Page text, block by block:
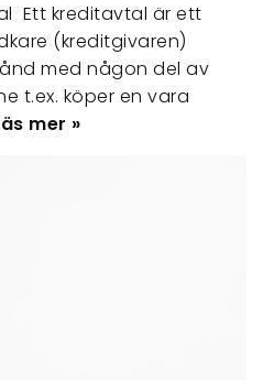
Ett kreditavtal är ett
(kreditgivaren)
med någon del av
t.ex. köper en vara
mer »